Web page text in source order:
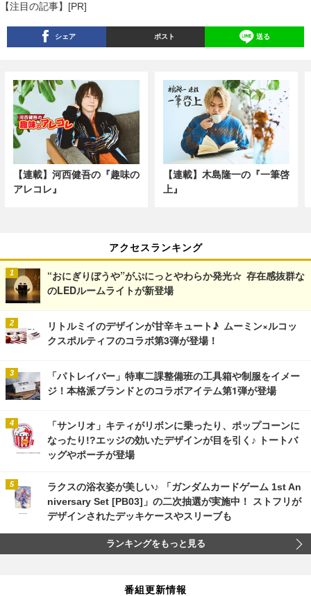
【注目の記事】[PR]
シェア ポスト 送る
【連載】河西健吾の『趣味の
アレコレ』
【連載】木島隆一の『一筆啓
上』
アクセスランキング
“おにぎりぼうや”がぷにっとやわらか発光☆ 存在感抜群な
のLEDルームライトが新登場
リトルミイのデザインが甘辛キュート♪ ムーミン×ルコッ
クスポルティフのコラボ第3弾が登場！
「パトレイバー」特車二課整備班の工具箱や制服をイメー
ジ！本格派ブランドとのコラボアイテム第1弾が登場
「サンリオ」キティがリボンに乗ったり、ポップコーンに
なったり!?エッジの効いたデザインが目を引く♪ トートバ
ッグやポーチが登場
ラクスの浴衣姿が美しい♪ 「ガンダムカードゲーム 1st An
niversary Set [PB03]」の二次抽選が実施中！ ストフリが
デザインされたデッキケースやスリーブも
ランキングをもっと見る
番組更新情報